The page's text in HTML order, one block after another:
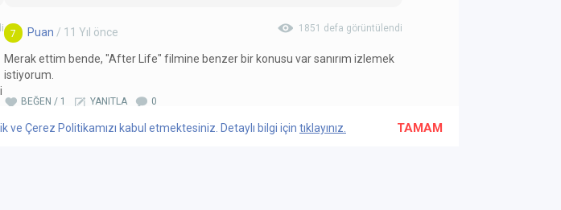
Çerez Politikamızı kabul etmektesiniz. Detaylı bilgi için tıklayınız. TAMAM
1851 defa görüntülendi
7 Puan / 11 Yıl önce
Merak ettim bende, "After Life" filmine benzer bir konusu var sanırım izlemek
istiyorum.
BEĞEN / 1 YANITLA 0